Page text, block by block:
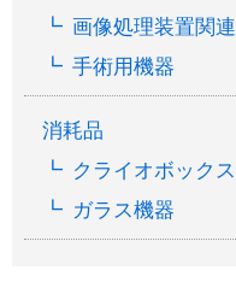
画像処理装置関連
手術用機器
消耗品
クライオボックス
ガラス機器